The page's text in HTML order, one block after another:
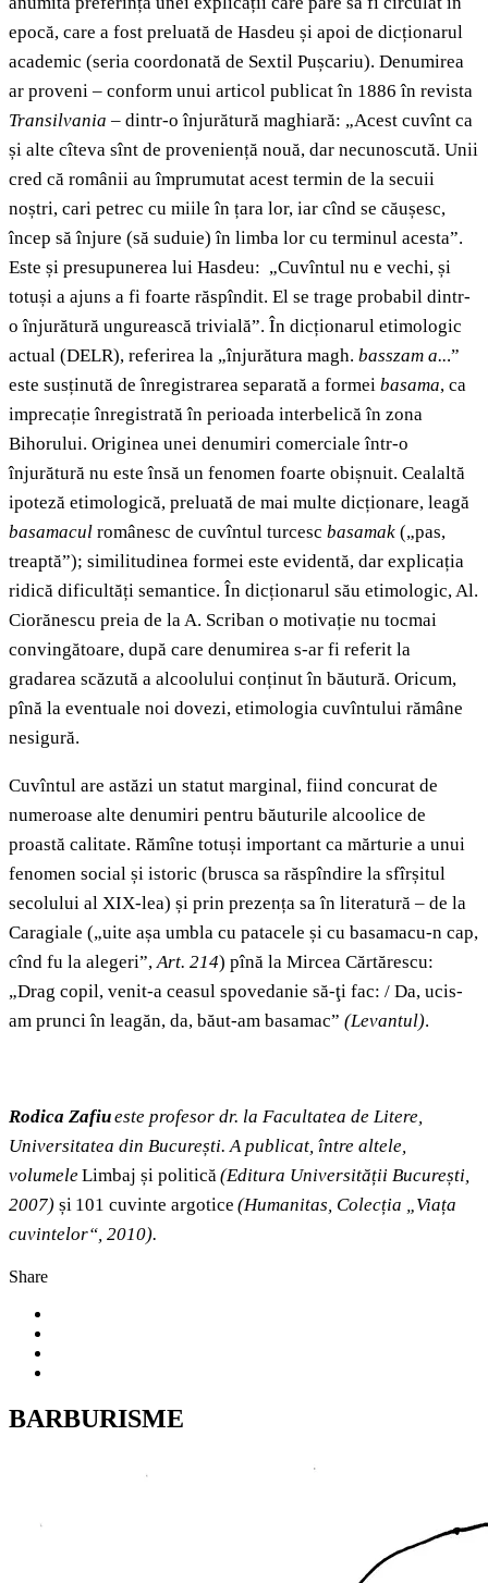
epocă, care a fost preluată de Hasdeu și apoi de dicționarul
academic (seria coordonată de Sextil Pușcariu). Denumirea
ar proveni – conform unui articol publicat în 1886 în revista
Transilvania – dintr-o înjurătură maghiară: „Acest cuvînt ca
și alte cîteva sînt de proveniență nouă, dar necunoscută. Unii
cred că românii au împrumutat acest termin de la secuii
noștri, cari petrec cu miile în țara lor, iar cînd se căușesc,
încep să înjure (să suduie) în limba lor cu terminul acesta”.
Este și presupunerea lui Hasdeu: „Cuvîntul nu e vechi, și
totuși a ajuns a fi foarte răspîndit. El se trage probabil dintr-
o înjurătură ungurească trivială”. În dicționarul etimologic
actual (DELR), referirea la „înjurătura magh. basszam a...”
este susținută de înregistrarea separată a formei basama, ca
imprecație înregistrată în perioada interbelică în zona
Bihorului. Originea unei denumiri comerciale într-o
înjurătură nu este însă un fenomen foarte obișnuit. Cealaltă
ipoteză etimologică, preluată de mai multe dicționare, leagă
basamacul românesc de cuvîntul turcesc basamak („pas,
treaptă”); similitudinea formei este evidentă, dar explicația
ridică dificultăți semantice. În dicționarul său etimologic, Al.
Ciorănescu preia de la A. Scriban o motivație nu tocmai
convingătoare, după care denumirea s-ar fi referit la
gradarea scăzută a alcoolului conținut în băutură. Oricum,
pînă la eventuale noi dovezi, etimologia cuvîntului rămâne
nesigură.
Cuvîntul are astăzi un statut marginal, fiind concurat de
numeroase alte denumiri pentru băuturile alcoolice de
proastă calitate. Rămîne totuși important ca mărturie a unui
fenomen social și istoric (brusca sa răspîndire la sfîrșitul
secolului al XIX-lea) și prin prezența sa în literatură – de la
Caragiale („uite așa umbla cu patacele și cu basamacu-n cap,
cînd fu la alegeri”,Art. 214) pînă la Mircea Cărtărescu:
„Drag copil, venit-a ceasul spovedanie să-ţi fac: / Da, ucis-
am prunci în leagăn, da, băut-am basamac” (Levantul).
Rodica Zafiueste profesor dr. la Facultatea de Litere,
Universitatea din București. A publicat, între altele,
volumeleLimbaj și politică(Editura Universității București,
2007) și 101 cuvinte argotice (Humanitas, Colecția „Viața
cuvintelor“, 2010).
Share
BARBURISME